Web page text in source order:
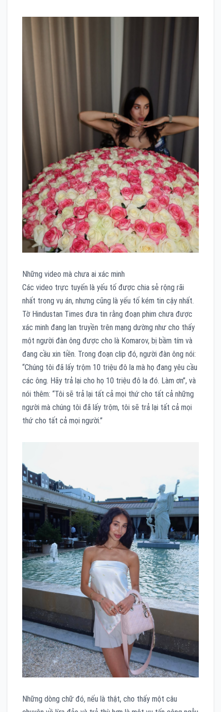
Những video mà chưa ai xác minh
Các video trực tuyến là yếu tố được chia sẻ rộng rãi
nhất trong vụ án, nhưng cũng là yếu tố kém tin cậy nhất.
Tờ Hindustan Times đưa tin rằng đoạn phim chưa được
xác minh đang lan truyền trên mạng dường như cho thấy
một người đàn ông được cho là Komarov, bị bầm tím và
đang cầu xin tiền. Trong đoạn clip đó, người đàn ông nói:
“Chúng tôi đã lấy trộm 10 triệu đô la mà họ đang yêu cầu
các ông. Hãy trả lại cho họ 10 triệu đô la đó. Làm ơn”, và
nói thêm: “Tôi sẽ trả lại tất cả mọi thứ cho tất cả những
người mà chúng tôi đã lấy trộm, tôi sẽ trả lại tất cả mọi
thứ cho tất cả mọi người.”
Những dòng chữ đó, nếu là thật, cho thấy một câu